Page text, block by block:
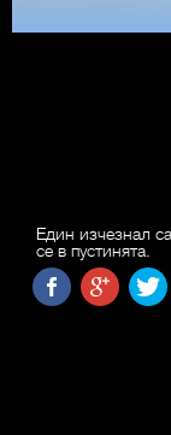
Един изчезнал
се в пустинята.